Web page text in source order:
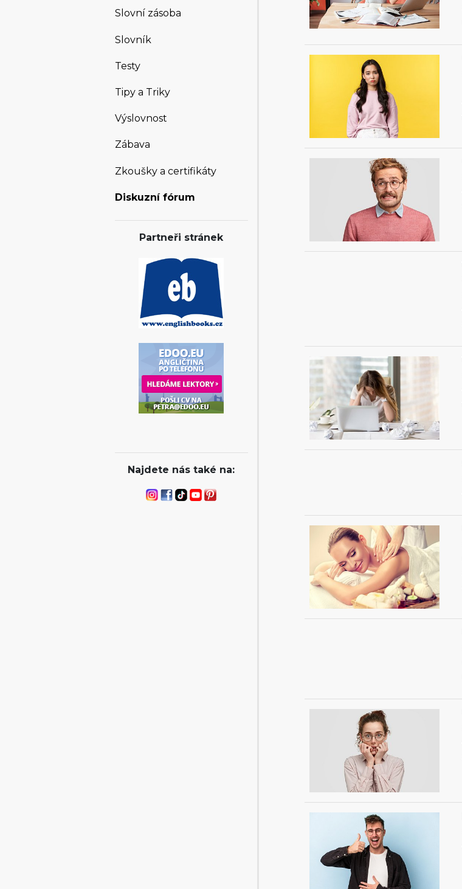
Slovní zásoba
Slovník
Testy
Tipy a Triky
Výslovnost
Zábava
Zkoušky a certifikáty
Diskuzní fórum
Partneři stránek
Najdete nás také na: